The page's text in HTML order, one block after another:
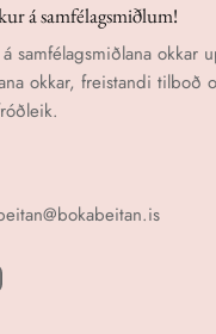
á samfélagsmiðlum!
samfélagsmiðlana okkar
okkar, freistandi tilboð